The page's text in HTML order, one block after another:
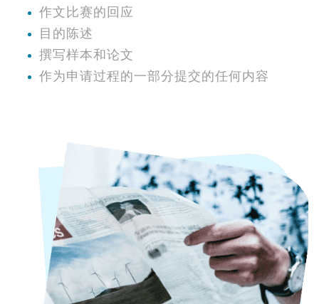
作文比赛的回应
目的陈述
撰写样本和论文
作为申请过程的一部分提交的任何内容